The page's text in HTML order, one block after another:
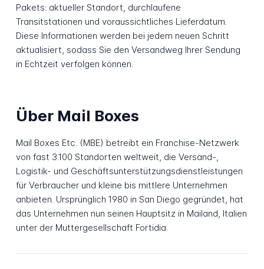
Pakets: aktueller Standort, durchlaufene
Transitstationen und voraussichtliches Lieferdatum.
Diese Informationen werden bei jedem neuen Schritt
aktualisiert, sodass Sie den Versandweg Ihrer Sendung
in Echtzeit verfolgen können.
Über Mail Boxes
Mail Boxes Etc. (MBE) betreibt ein Franchise-Netzwerk
von fast 3.100 Standorten weltweit, die Versand-,
Logistik- und Geschäftsunterstützungsdienstleistungen
für Verbraucher und kleine bis mittlere Unternehmen
anbieten. Ursprünglich 1980 in San Diego gegründet, hat
das Unternehmen nun seinen Hauptsitz in Mailand, Italien
unter der Muttergesellschaft Fortidia.